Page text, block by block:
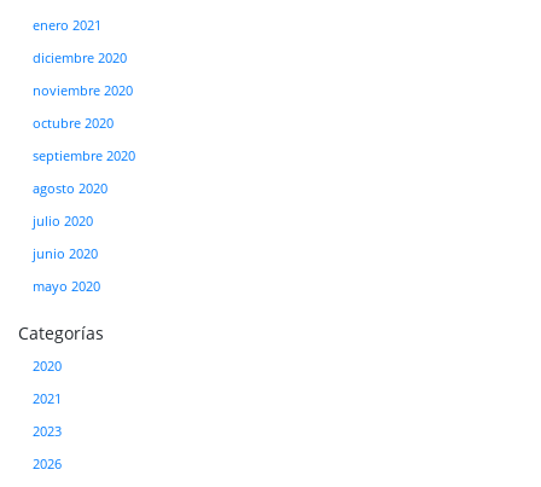
enero 2021
diciembre 2020
noviembre 2020
octubre 2020
septiembre 2020
agosto 2020
julio 2020
junio 2020
mayo 2020
Categorías
2020
2021
2023
2026